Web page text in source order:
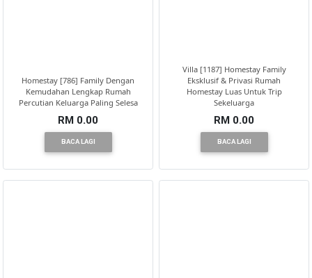
Homestay [786] Family Dengan
Kemudahan Lengkap Rumah
Percutian Keluarga Paling Selesa
RM 0.00
BACA LAGI
Villa [1187] Homestay Family
Eksklusif & Privasi Rumah
Homestay Luas Untuk Trip
Sekeluarga
RM 0.00
BACA LAGI